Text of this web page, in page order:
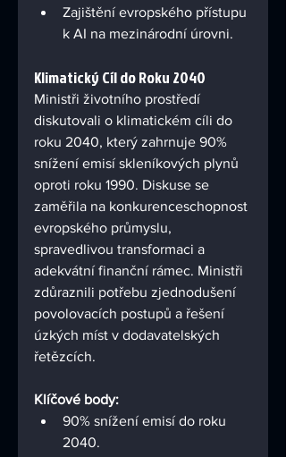
Zajištění evropského přístupu
k AI na mezinárodní úrovni.
Klimatický Cíl do Roku 2040
Ministři životního prostředí
diskutovali o klimatickém cíli do
roku 2040, který zahrnuje 90%
snížení emisí skleníkových plynů
oproti roku 1990. Diskuse se
zaměřila na konkurenceschopnost
evropského průmyslu,
spravedlivou transformaci a
adekvátní finanční rámec. Ministři
zdůraznili potřebu zjednodušení
povolovacích postupů a řešení
úzkých míst v dodavatelských
řetězcích.
Klíčové body:
90% snížení emisí do roku
2040.